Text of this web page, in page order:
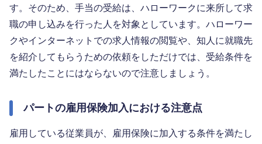
す。そのため、手当の受給は、ハローワークに来所して求
職の申し込みを行った人を対象としています。ハローワー
クやインターネットでの求人情報の閲覧や、知人に就職先
を紹介してもらうための依頼をしただけでは、受給条件を
満たしたことにはならないので注意しましょう。
パートの雇用保険加入における注意点
雇用している従業員が、雇用保険に加入する条件を満たし